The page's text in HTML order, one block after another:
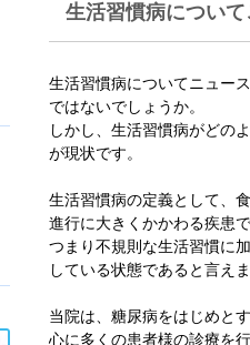
生活習慣病につい
生活習慣病についてニュー
ではないでしょうか。
しかし、生活習慣病がどの
が現状です。
生活習慣病の定義として、
進行に大きくかかわる疾患
つまり不規則な生活習慣に
している状態であると言えま
当院は、糖尿病をはじめと
心に多くの患者様の診療を